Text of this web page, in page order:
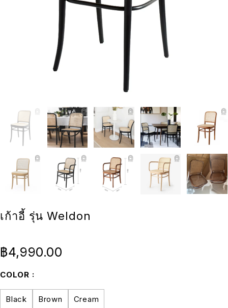
เก้าอี้ รุ่น Weldon
฿4,990.00
COLOR
Black Brown Cream